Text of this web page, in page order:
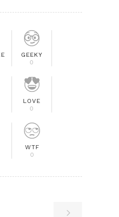
GEEKY
0
LOVE
0
WTF
0